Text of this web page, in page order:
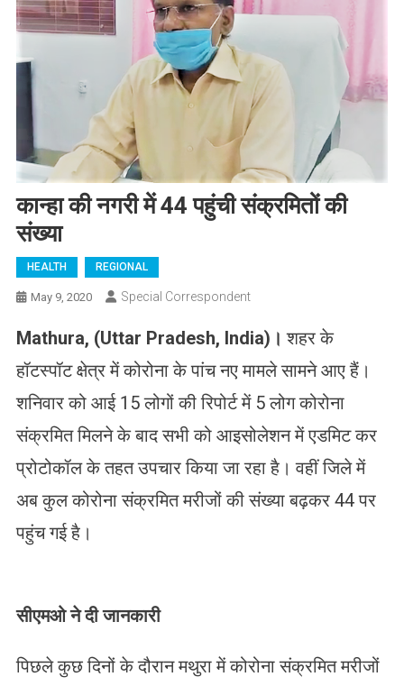
कान्हा की नगरी में 44 पहुंची संक्रमितों की
संख्या
HEALTH REGIONAL
May 9, 2020 Special Correspondent
Mathura, (Uttar Pradesh, India)।शहर के
हॉटस्पॉट क्षेत्र में कोरोना के पांच नए मामले सामने आए हैं।
शनिवार को आई 15 लोगों की रिपोर्ट में 5 लोग कोरोना
संक्रमित मिलने के बाद सभी को आइसोलेशन में एडमिट कर
प्रोटोकॉल के तहत उपचार किया जा रहा है। वहीं जिले में
अब कुल कोरोना संक्रमित मरीजों की संख्या बढ़कर 44 पर
पहुंच गई है।
सीएमओ ने दी जानकारी
पिछले कुछ दिनों के दौरान मथुरा में कोरोना संक्रमित मरीजों